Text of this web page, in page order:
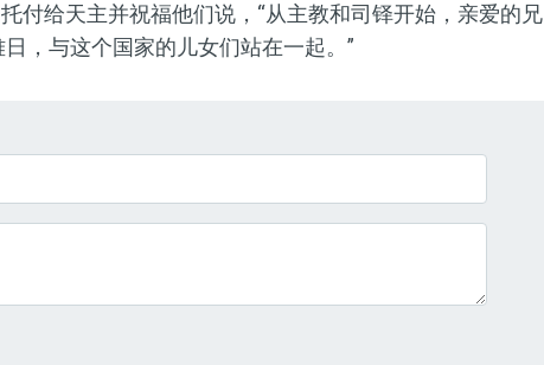
付给天主并祝福他们说，“从主教和司铎开始，亲爱的兄
，与这个国家的儿女们站在一起。”